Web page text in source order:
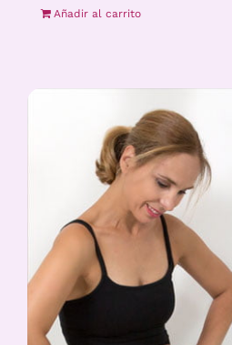
Añadir al carrito